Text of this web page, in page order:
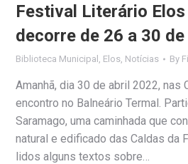
Festival Literário Elos
decorre de 26 a 30
Biblioteca Municipal Elos Notícias By
Amanhã, dia 30 de abril 2022, nas
encontro no Balneário Termal.
Saramago, uma caminhada que
natural e edificado das Caldas da
lidos alguns textos sobre…